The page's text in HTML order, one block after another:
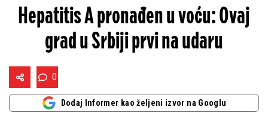
Hepatitis A pronađen u voću: Ovaj
grad u Srbiji prvi na udaru
0
Dodaj Informer kao željeni izvor na Googlu